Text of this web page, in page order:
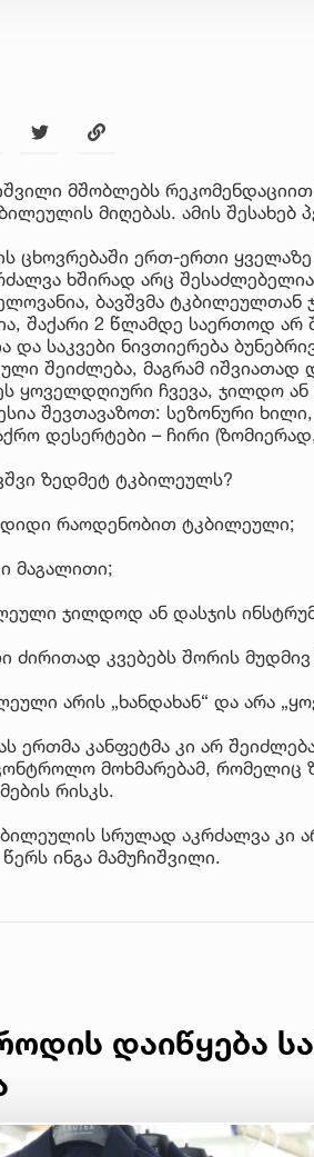
მშობლებს
მიღებას. ამის
ცხოვრებაში ერთ-ერთი
ხშირად არც
ბავშვმა ტკბილეულთან
შაქარი 2 წლამდე საერთოდ არ
და საკვები ნივთიერება
შეიძლება, მაგრამ იშვიათად
ყოველდღიური ჩვევა, ჯილდო
შევთავაზოთ: სეზონური
დესერტები – ჩირი
ზედმეტ ტკბილეულს?
დიდი რაოდენობით ტკბილეული;
მაგალითი;
ჯილდოდ ან დასჯის
ძირითად კვებებს შორის მუდმივ
არის „ხანდახან“ და არა
ერთმა კანფეტმა კი არ
მოხმარებამ, რომელიც
რისკს.
სრულად აკრძალვა კი
ინგა მამუჩიშვილი.
დაიწყება